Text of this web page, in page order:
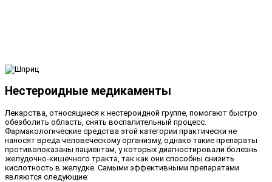
Нестероидные медикаменты
Лекарства, относящиеся к нестероидной группе, помогают быстро
обезболить область, снять воспалительный процесс.
Фармакологические средства этой категории практически не
наносят вреда человеческому организму, однако такие препараты
противопоказаны пациентам, у которых диагностировали болезнь
желудочно-кишечного тракта, так как они способны снизить
кислотность в желудке. Самыми эффективными препаратами
являются следующие: